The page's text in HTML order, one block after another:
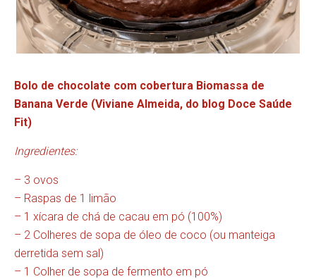
Bolo de chocolate com cobertura Biomassa de
Banana Verde (Viviane Almeida, do blog Doce Saúde
Fit)
Ingredientes:
– 3 ovos
– Raspas de 1 limão
– 1 xícara de chá de cacau em pó (100%)
– 2 Colheres de sopa de óleo de coco (ou manteiga
derretida sem sal)
– 1 Colher de sopa de fermento em pó